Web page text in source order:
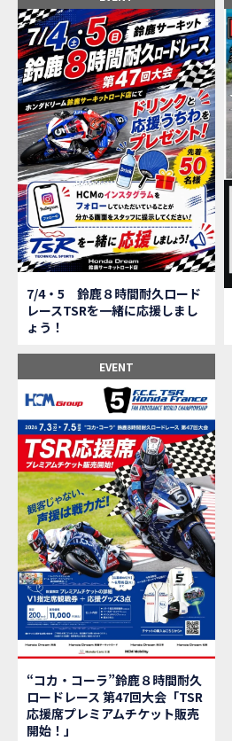
7/4・5 鈴鹿８時間耐久ロード
レースTSRを一緒に応援しまし
ょう！
EVENT
“コカ・コーラ”鈴鹿８時間耐久
ロードレース 第47回大会「TSR
応援席プレミアムチケット販売
開始！」